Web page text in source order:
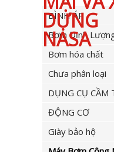
BÌNH ÁP
Bơm Định
Bơm hóa chất
Chưa phân loại
DỤNG CỤ CẦM
ĐỘNG CƠ
Giày bảo hộ